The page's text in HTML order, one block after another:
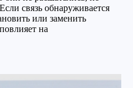
связь обнаруживается
или заменить
на